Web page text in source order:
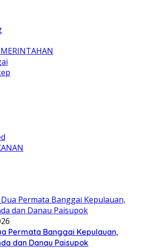
Permata Banggai Kepulauan,
dan Danau Paisupok